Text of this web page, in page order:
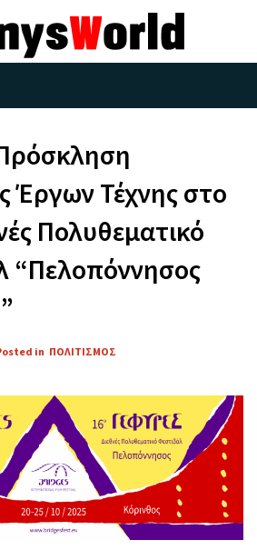
Έργων Τέχνης στο
Πολυθεματικό
“Πελοπόννησος
in ΠΟΛΙΤΙΣΜΟΣ